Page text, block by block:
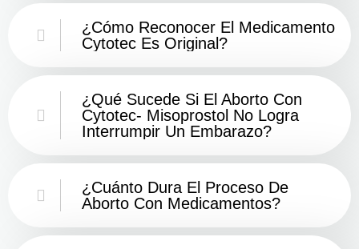
¿Cómo Reconocer El Medicamento
Cytotec Es Original?
¿Qué Sucede Si El Aborto Con
Cytotec- Misoprostol No Logra
Interrumpir Un Embarazo?
¿Cuánto Dura El Proceso De
Aborto Con Medicamentos?